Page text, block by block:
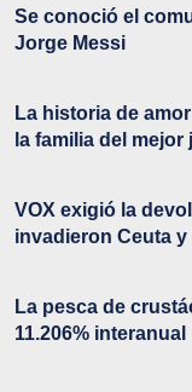
Se conoció el
Jorge Messi
La historia de
la familia del
VOX exigió la
invadieron Ceuta
La pesca de
11.206% interanual